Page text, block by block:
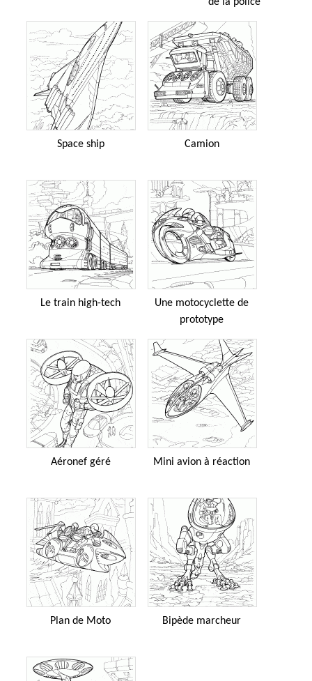
Space ship Camion
Le train high-tech
Une motocyclette de
prototype
Aéronef géré Mini avion à réaction
Plan de Moto Bipède marcheur